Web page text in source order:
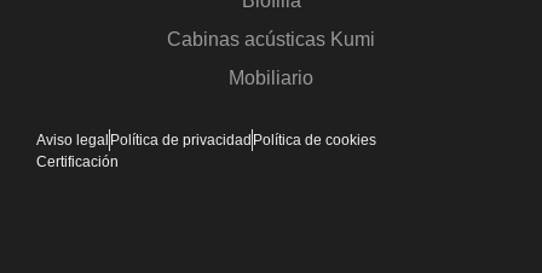
Cabinas acústicas Kumi
Mobiliario
Aviso legal Política de privacidad Política de cookies
Certificación